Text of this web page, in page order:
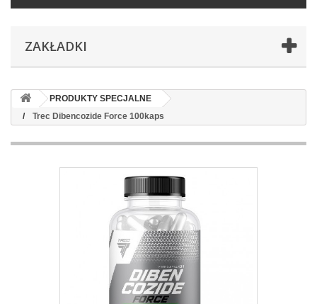
ZAKŁADKI
PRODUKTY SPECJALNE
Trec Dibencozide Force 100kaps